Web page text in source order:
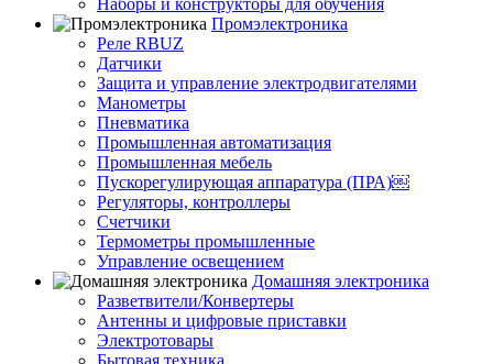
Наборы и конструкторы для обучения
Промэлектроника
Реле RBUZ
Датчики
Защита и управление электродвигателями
Манометры
Пневматика
Промышленная автоматизация
Промышленная мебель
Пускорегулирующая аппаратура (ПРА)￼
Регуляторы, контроллеры
Счетчики
Термометры промышленные
Управление освещением
Домашняя электроника
Разветвители/Конвертеры
Антенны и цифровые приставки
Электротовары
Бытовая техника